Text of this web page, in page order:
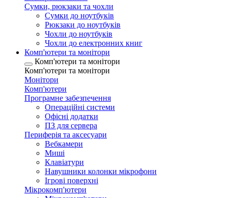
Сумки, рюкзаки та чохли
Сумки до ноутбуків
Рюкзаки до ноутбуків
Чохли до ноутбуків
Чохли до електронних книг
Комп'ютери та монітори
Комп'ютери та монітори
Комп'ютери та монітори
Монітори
Комп'ютери
Програмне забезпечення
Операційні системи
Офісні додатки
ПЗ для сервера
Периферія та аксесуари
Вебкамери
Миші
Клавіатури
Навушники колонки мікрофони
Ігрові поверхні
Мікрокомп'ютери